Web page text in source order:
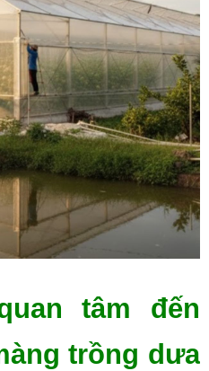
tâm đến
trồng dưa